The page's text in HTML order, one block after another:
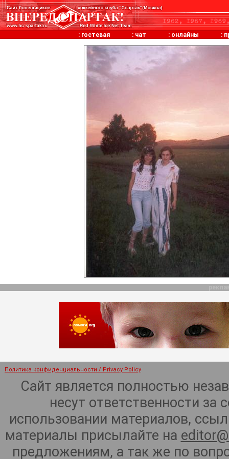
: гостевая : чат : онлайны :
Политика конфиденциальности / Privacy Policy
Сайт является полностью
несут ответственности
использовании материалов,
материалы присылайте на
предложениям, а так же по